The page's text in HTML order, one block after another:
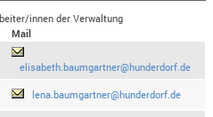
innen der Verwaltung
Mail
elisabeth.baumgartner@hunderdorf.de
lena.baumgartner@hunderdorf.de